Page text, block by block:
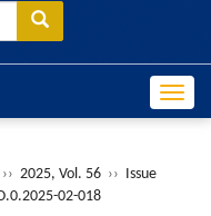
›› 2025, Vol. 56 ›› Issue
02-018